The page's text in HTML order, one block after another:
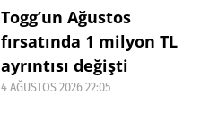
Togg’un Ağustos
fırsatında 1 milyon TL
ayrıntısı değişti
4 AĞUSTOS 2026 22:05